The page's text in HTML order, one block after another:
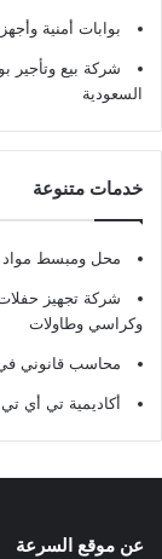
بوابات أمنية
شركة بيع وتأجير
السعودية
خدمات متنوعة
محل ومبسط مواد
شركة تجهيز
وكراسي وطاولات
محاسب قانوني
أكاديمية تي أي
عن موقع السرعة